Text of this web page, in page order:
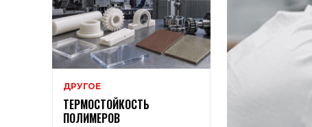
ДРУГОЕ
ТЕРМОСТОЙКОСТЬ
ПОЛИМЕРОВ